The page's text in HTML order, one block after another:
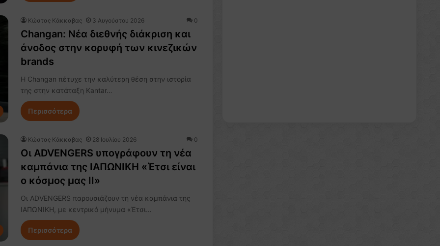
Κώστας Κάκκαβας 3 Αυγούστου 2026 0
Changan: Νέα διεθνής διάκριση και
άνοδος στην κορυφή των κινεζικών
brands
Η Changan πέτυχε την καλύτερη θέση στην ιστορία
της στην κατάταξη Kantar…
Περισσότερα
Κώστας Κάκκαβας 28 Ιουλίου 2026 0
Οι ADVENGERS υπογράφουν τη νέα
καμπάνια της ΙΑΠΩΝΙΚΗ «Έτσι είναι
ο κόσμος μας II»
Οι ADVENGERS παρουσιάζουν τη νέα καμπάνια της
ΙΑΠΩΝΙΚΗ, με κεντρικό μήνυμα «Έτσι…
Περισσότερα